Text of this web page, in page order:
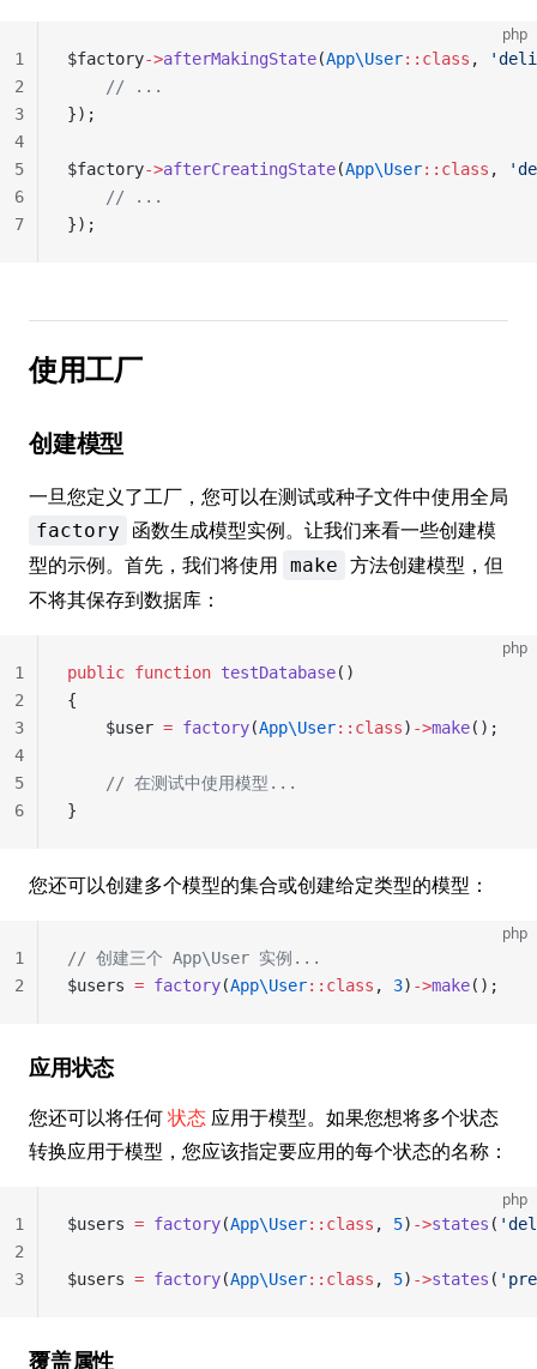
php
$factory->afterMakingState(App\User::class ,
    // ...
});
$factory->afterCreatingState(App\User::class ,
    // ...
});
1
2
3
4
5
6
7
使用工厂
创建模型
一旦您定义了工厂，您可以在测试或种子文件中使用全局
factory
函数生成模型实例。让我们来看一些创建模
型的示例。首先，我们将使用 make 方法创建模型，但
不将其保存到数据库：
php
public function testDatabase()
{
    $user
= factory(App\User::class) ->make();
    // 在测试中使用模型...
}
1
2
3
4
5
6
您还可以创建多个模型的集合或创建给定类型的模型：
php
// 创建三个 App\User 实例...
$users = factory(App\User::class , 3) ->make();
1
2
应用状态
您还可以将任何状态 应用于模型。如果您想将多个状态
转换应用于模型，您应该指定要应用的每个状态的名称：
php
$users = factory(App\User::class , 5) ->states (
$users = factory(App\User::class , 5) ->states (
1
2
3
覆盖属性